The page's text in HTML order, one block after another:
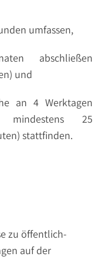
umfassen,
abschließen
und
an 4 Werktagen
mindestens 25
stattfinden.
zu öffentlich-
auf der